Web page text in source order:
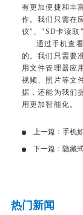
有更加便捷和丰
作。我们只需在
仪"、"SD卡读取
通过手机查
的。我们只需要
用文件管理器应
视频、照片等文
据，还能为我们
用更加智能化。
上一篇： 手机
下一篇： 隐藏
热门新闻